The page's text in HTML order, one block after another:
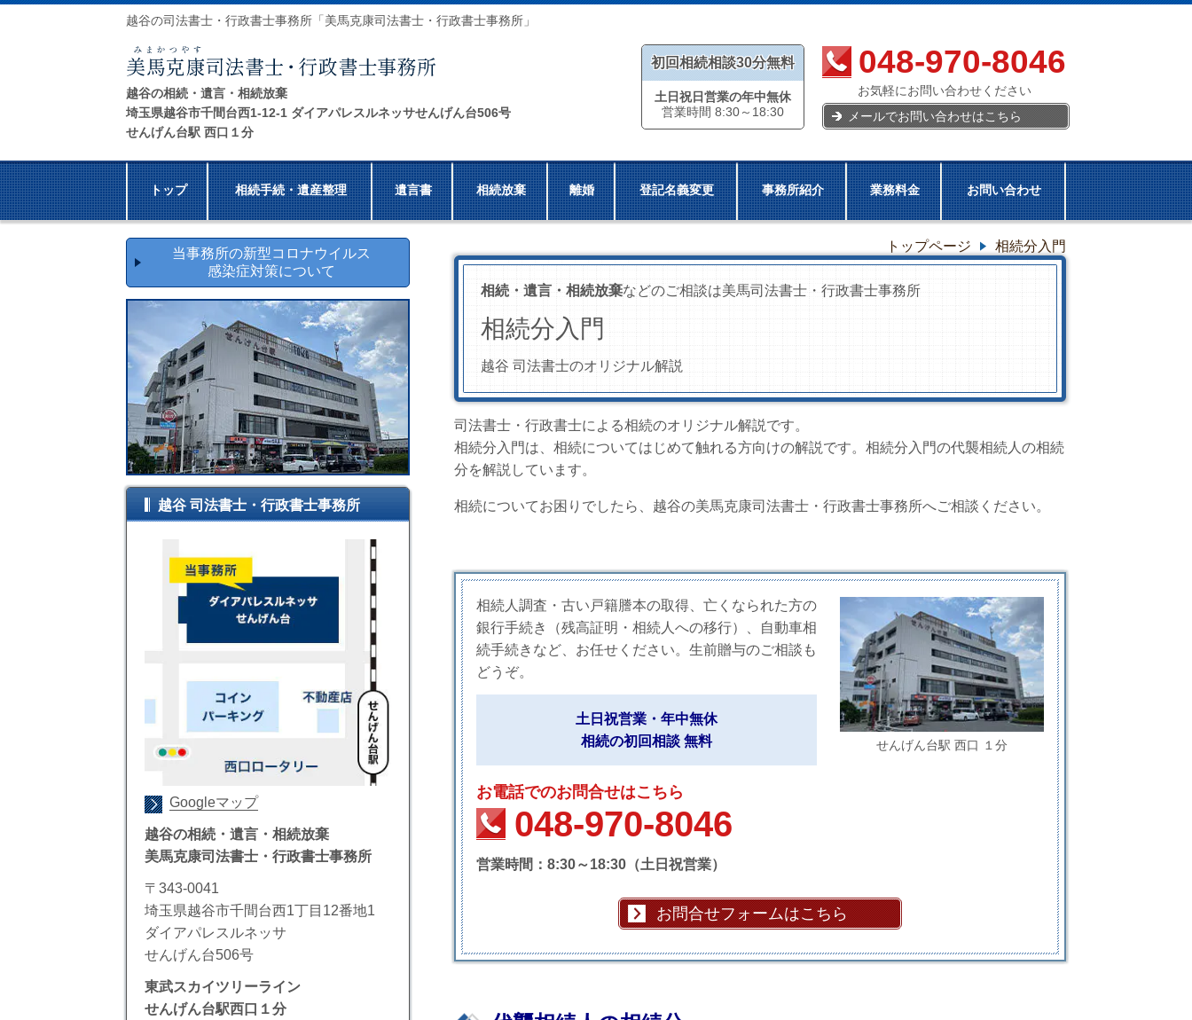
越谷の司法書士・行政書士事務所「美馬克康司法書士・行政書士事務所」
越谷の相続・遺言・相続放棄
埼玉県越谷市千間台西1-12-1 ダイアパレスルネッサせんげん台506号
せんげん台駅 西口１分
初回相続相談30分無料
土日祝日営業の年中無休
営業時間 8:30～18:30
048-970-8046
お気軽にお問い合わせください
メールでお問い合わせはこちら
トップ 相続手続・遺産整理 遺言書 相続放棄 離婚 登記名義変更 事務所紹介 業務料金 お問い合わせ
トップページ 相続分入門
相続・遺言・相続放棄などのご相談は美馬司法書士・行政書士事務所
相続分入門
越谷 司法書士のオリジナル解説
司法書士・行政書士による相続のオリジナル解説です。
相続分入門は、相続についてはじめて触れる方向けの解説です。相続分入門の代襲相続人の相続
分を解説しています。
相続についてお困りでしたら、越谷の美馬克康司法書士・行政書士事務所へご相談ください。
せんげん台駅 西口 １分
相続人調査・古い戸籍謄本の取得、亡くなられた方の
銀行手続き（残高証明・相続人への移行）、自動車相
続手続きなど、お任せください。生前贈与のご相談も
どうぞ。
土日祝営業・年中無休
相続の初回相談 無料
お電話でのお問合せはこちら
048-970-8046
営業時間：8:30～18:30（土日祝営業）
お問合せフォームはこちら
当事務所の新型コロナウイルス
感染症対策について
越谷 司法書士・行政書士事務所
Googleマップ
越谷の相続・遺言・相続放棄
美馬克康司法書士・行政書士事務所
〒343-0041
埼玉県越谷市千間台西1丁目12番地1
ダイアパレスルネッサ
せんげん台506号
東武スカイツリーライン
せんげん台駅西口１分